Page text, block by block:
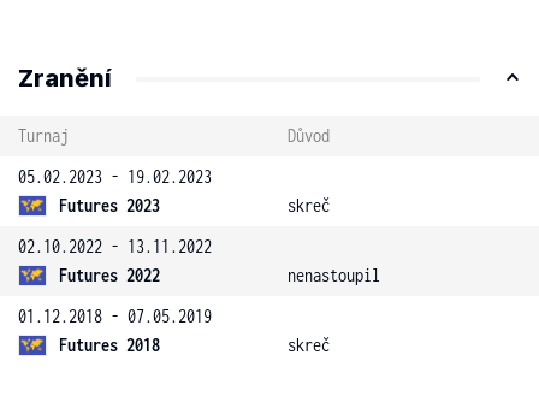
Zranění
Turnaj
Důvod
05.02.2023 - 19.02.2023
Futures 2023
skreč
02.10.2022 - 13.11.2022
Futures 2022
nenastoupil
01.12.2018 - 07.05.2019
Futures 2018
skreč